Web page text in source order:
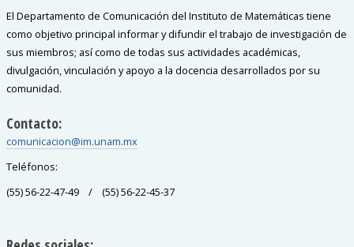
El Departamento de Comunicación del Instituto de Matemáticas tiene
como objetivo principal informar y difundir el trabajo de investigación de
sus miembros; así como de todas sus actividades académicas,
divulgación, vinculación y apoyo a la docencia desarrollados por su
comunidad.
Contacto:
comunicacion@im.unam.mx
Teléfonos:
(55) 56-22-47-49 / (55) 56-22-45-37